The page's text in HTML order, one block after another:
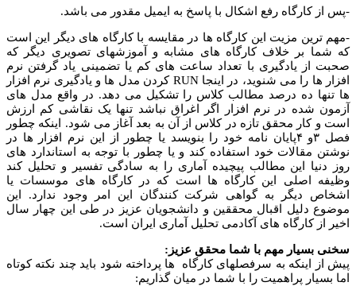
-پس از کارگاه رفع اشکال با پاسخ به ایمیل مقدور می باشد.
-مهم ترین مزیت این کارگاه ها در مقایسه با کارگاه های دیگر این است
که شما بر خلاف کارگاه های مشابه و آموزشهای تصویری دیگر که
صحبت از یادگیری با تعداد ساعت های کم یا تضمینی یاد گرفتن نرم
افزار ها را می شنوید، در اینجا RUN کردن مدل ها و یادگیری نرم افزار
ها تنها ده درصد مطالب کلاس را تشکیل می دهد. در واقع مدل های
آزمون شده در نرم افزار اگر اغراق نباشد تنها یک نقاشی کم ارزش
است و کار محقق تازه در کلاس از آن به بعد آغاز می شود. اینکه چطور
فصل ۳و ۴پایان نامه خود را بنویسد یا چطور از این نرم افزار ها در
نوشتن مقالات خود استفاده کند و یا چطور با توجه به استاندارد های
روز دنیا این مطالب پیچیده آماری را به سادگی تفسیر و تحلیل کند
وظیفه اصلی این کارگاه ها است که در کارگاه های موسسات یا
اشخاص دیگر به گواهی شرکت کنندگان این امر وجود ندارد. این
موضوع دلیل اقبال محققین و دانشجویان عزیز در طی این چهار سال
اخیر از کارگاه های آکادمی تحلیل آماری ایران است.
سخنی بسیار مهم با شما محقق عزیز :
پیش از اینکه به سرفصلهای کارگاه ها پرداخته شود باید چند نکته کوتاه
اما بسیار پراهمیت را با شما در میان گذاریم: